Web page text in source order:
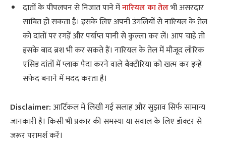
दातों के पीपलपन से निजात पाने मेंनारियल का तेलभी असरदार
साबित हो सकता है। इसके लिए अपनी उंगलियों से नारियल के तेल
को दांतों पर रगड़ें और पर्याप्त पानी से कुल्ला कर लें। आप चाहें तो
इसके बाद ब्रश भी कर सकते हैं। नारियल के तेल में मौजूद लॉरिक
एसिड दांतों में प्लाक पैदा करने वाले बैक्टीरिया को खत्म कर इन्हें
सफेद बनाने में मदद करता है।
Disclaimer: आर्टिकल में लिखी गई सलाह और सुझाव सिर्फ सामान्य
जानकारी है। किसी भी प्रकार की समस्या या सवाल के लिए डॉक्टर से
जरूर परामर्श करें।